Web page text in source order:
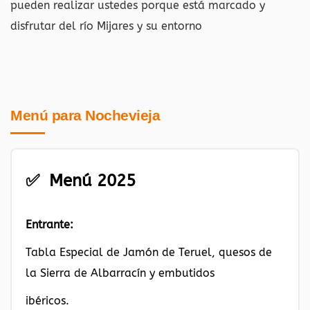
pueden realizar ustedes porque está marcado y
disfrutar del río Mijares y su entorno
Menú para Nochevieja
✅ Menú 2025
Entrante:
Tabla Especial de Jamón de Teruel, quesos de
la Sierra de Albarracín y embutidos
ibéricos.